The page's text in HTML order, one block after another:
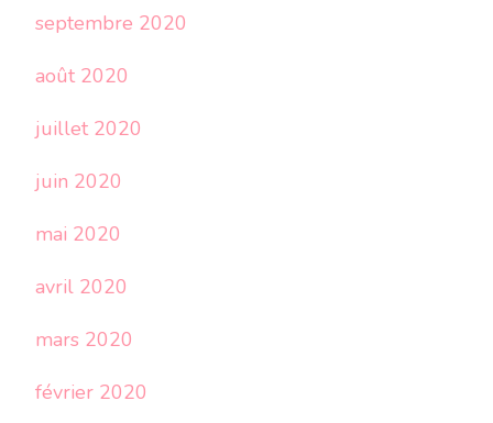
septembre 2020
août 2020
juillet 2020
juin 2020
mai 2020
avril 2020
mars 2020
février 2020